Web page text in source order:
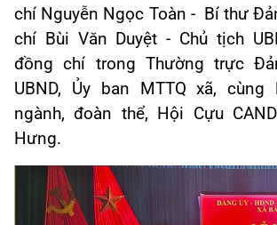
chí Nguyễn Ngọc Toàn - Bí thư
chí Bùi Văn Duyệt - Chủ tịch
đồng chí trong Thường trực
UBND, Ủy ban MTTQ xã,
ngành, đoàn thể, Hội Cựu
Hưng.